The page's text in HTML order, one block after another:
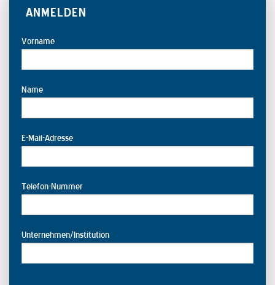
ANMELDEN
Vorname
Name
E-Mail-Adresse
Telefon-Nummer
Unternehmen/Institution